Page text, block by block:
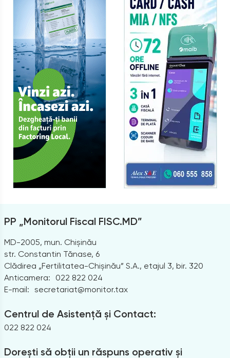
PP „Monitorul Fiscal FISC.MD”
MD-2005, mun. Chișinău
str. Constantin Tănase, 6
Clădirea „Fertilitatea-Chișinău” S.A., etajul 3, bir. 320
Anticamera:
022 822 024
E-mail: secretariat@monitor.tax
Centrul de Asistență și Contact:
022 822 024
Dorești să obții un răspuns operativ și